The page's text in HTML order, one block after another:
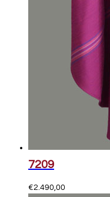
7209
€2.490,00